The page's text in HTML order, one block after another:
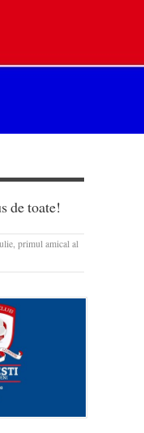
de toate!
primul amical al